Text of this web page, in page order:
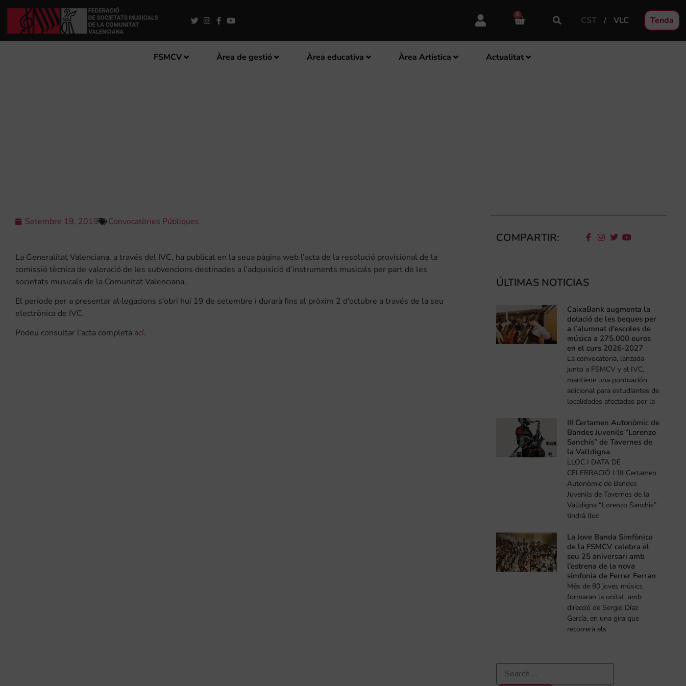
0
CST VLC Tenda
FSMCV Àrea de gestió Àrea educativa Àrea Artística Actualitat
Setembre 19, 2019 Convocatòries Públiques
La Generalitat Valenciana, a través del IVC, ha publicat en la seua pàgina web l’acta de la resolució provisional de la
comissió tècnica de valoració de les subvencions destinades a l’adquisició d’instruments musicals per part de les
societats musicals de la Comunitat Valenciana.
El període per a presentar al·legacions s’obri hui 19 de setembre i durarà fins al pròxim 2 d’octubre a través de la seu
electrònica de IVC.
Podeu consultar l’acta completa ací.
COMPARTIR:
ÚLTIMAS NOTICIAS
CaixaBank augmenta la
dotació de les beques per
a l’alumnat d’escoles de
música a 275.000 euros
en el curs 2026-2027
La convocatoria, lanzada
junto a FSMCV y el IVC,
mantiene una puntuación
adicional para estudiantes de
localidades afectadas por la
III Certamen Autonòmic de
Bandes Juvenils “Lorenzo
Sanchís” de Tavernes de
la Valldigna
LLOC I DATA DE
CELEBRACIÓ L’III Certamen
Autonòmic de Bandes
Juvenils de Tavernes de la
Valldigna “Lorenzo Sanchis”
tindrà lloc
La Jove Banda Simfònica
de la FSMCV celebra el
seu 25 aniversari amb
l’estrena de la nova
simfonia de Ferrer Ferran
Més de 80 joves músics
formaran la unitat, amb
direcció de Sergio Díaz
García, en una gira que
recorrerà els